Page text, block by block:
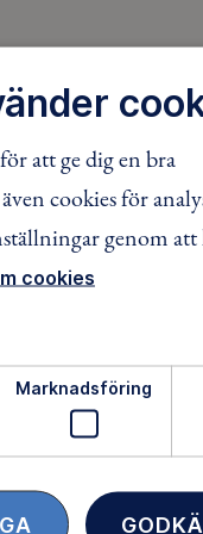
blir medlem får du
i din brevlåda,
fina rabatter, som
på Outnorth
på utvalda boenden
att ge dig en bra
cookies för
genom att
cookies
Marknadsföring